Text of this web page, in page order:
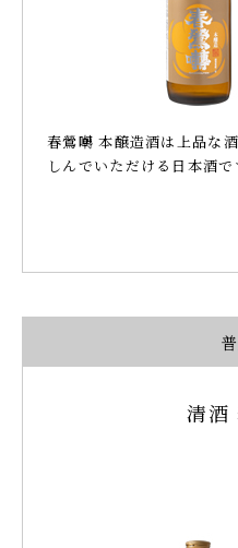
春鶯囀 本醸造酒は上品な
しんでいただける日本酒で
清酒